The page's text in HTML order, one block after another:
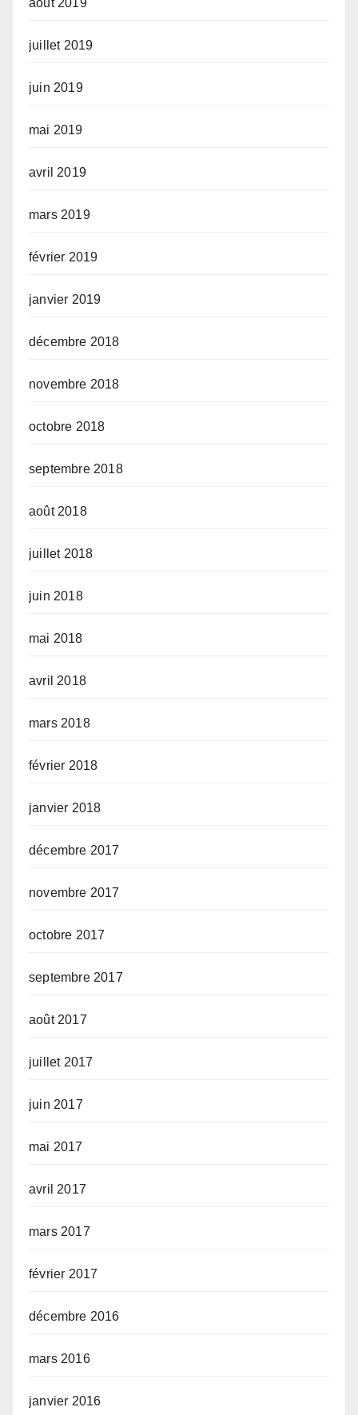
juillet 2019
juin 2019
mai 2019
avril 2019
mars 2019
février 2019
janvier 2019
décembre 2018
novembre 2018
octobre 2018
septembre 2018
août 2018
juillet 2018
juin 2018
mai 2018
avril 2018
mars 2018
février 2018
janvier 2018
décembre 2017
novembre 2017
octobre 2017
septembre 2017
août 2017
juillet 2017
juin 2017
mai 2017
avril 2017
mars 2017
février 2017
décembre 2016
mars 2016
janvier 2016